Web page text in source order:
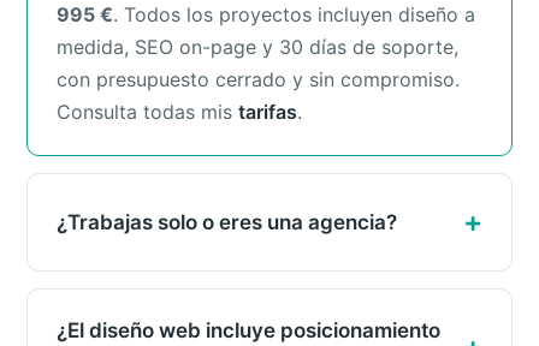
995 €. Todos los proyectos incluyen diseño a
medida, SEO on-page y 30 días de soporte,
con presupuesto cerrado y sin compromiso.
Consulta todas mis tarifas.
¿Trabajas solo o eres una agencia?
¿El diseño web incluye posicionamiento